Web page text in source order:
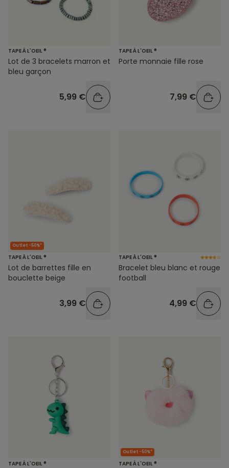
TAPE À L'OEIL ®
Lot de 3 bracelets marron et
bleu garçon
5,99 €
TAPE À L'OEIL ®
Porte monnaie fille rose
7,99 €
Outlet -50%*
TAPE À L'OEIL ®
Lot de barrettes fille en
bouclette beige
3,99 €
TAPE À L'OEIL ®
Bracelet bleu blanc et rouge
football
4,99 €
TAPE À L'OEIL ®
Outlet -50%*
TAPE À L'OEIL ®